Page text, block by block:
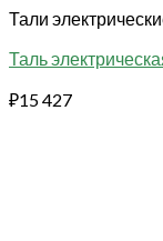
Тали
Таль
₽15 427